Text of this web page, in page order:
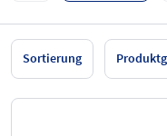
Sortierung